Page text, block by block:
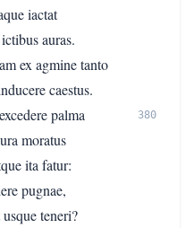
iactat
auras.
ex agmine tanto
caestus.
palma
380
moratus
ita fatur:
pugnae,
teneri?